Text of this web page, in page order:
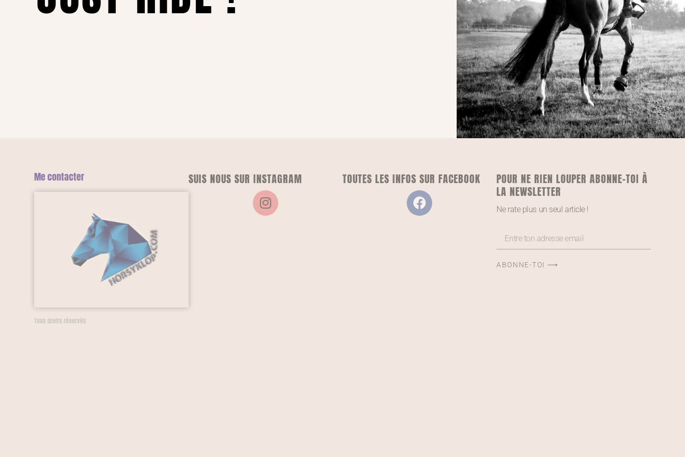
Me contacter
Tous droits réservés
SUIS NOUS SUR INSTAGRAM TOUTES LES INFOS SUR FACEBOOK
POUR NE RIEN LOUPER ABONNE-TOI À
LA NEWSLETTER
Ne rate plus un seul article !
ABONNE-TOI ⟶